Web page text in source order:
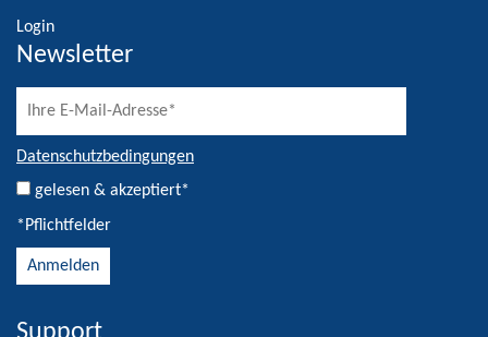
Login
Newsletter
Datenschutzbedingungen
gelesen & akzeptiert*
*Pflichtfelder
Alternative: